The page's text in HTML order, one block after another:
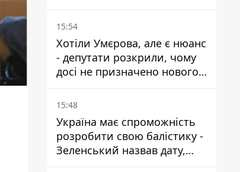
15:54
Хотіли Умєрова, але є нюанс
- депутати розкрили, чому
досі не призначено нового
посла у США
15:48
Україна має спроможність
розробити свою балістику -
Зеленський назвав дату,
коли вона з'явиться